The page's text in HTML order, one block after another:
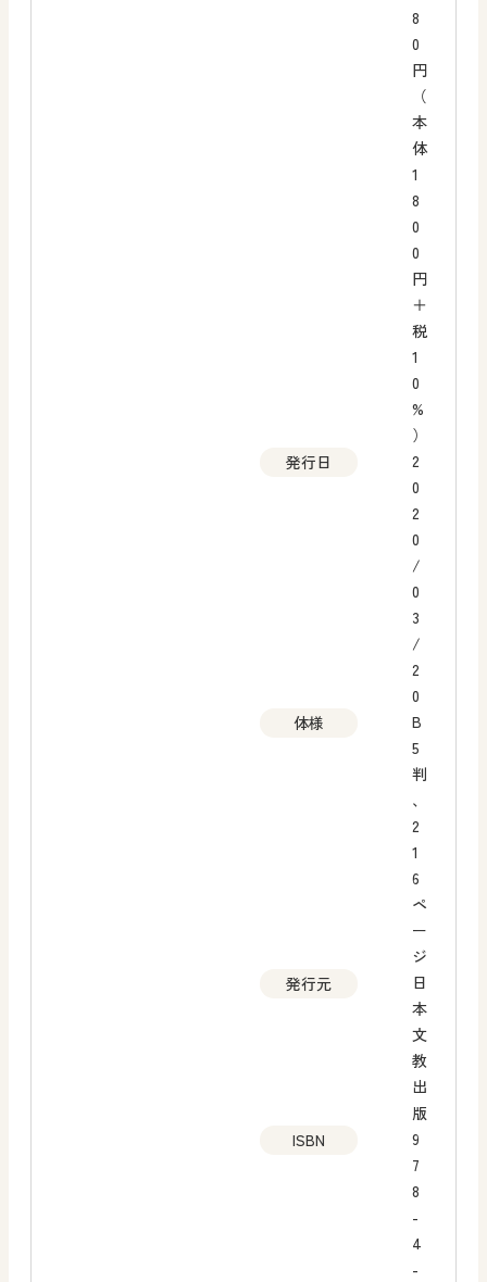
8
0
円
（
本
体
1
8
0
0
円
＋
税
1
0
%
）
発行日
2
0
2
0
/
0
3
/
2
0
体様
B
5
判
、
2
1
6
ペ
ー
ジ
発行元
日
本
文
教
出
版
ISBN
9
7
8
-
4
-